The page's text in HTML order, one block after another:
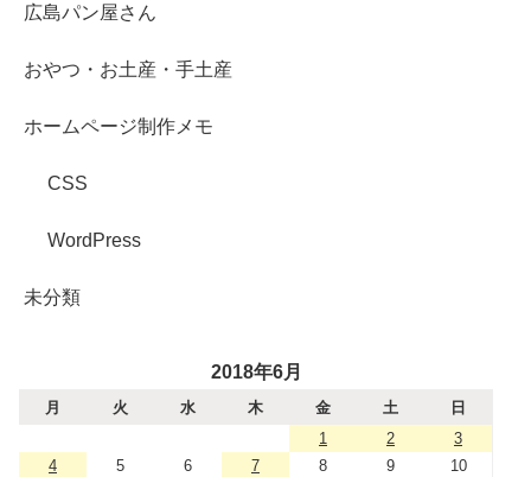
広島パン屋さん
おやつ・お土産・手土産
ホームページ制作メモ
CSS
WordPress
未分類
2018年6月
月 火 水 木 金 土
日
1
2
3
4
5 6 7 8 9
10